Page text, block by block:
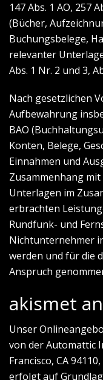
147 Abs. 1 AO, 257
(Bücher,
Buchungsbelege,
relevanter
Abs. 1 Nr. 2 und 3,
Nach gesetzlichen
Aufbewahrung
BAO
Konten, Belege,
Einnahmen und
Zusammenhang
Unterlagen im
erbrachten
Rundfunk- und
Nichtunternehmer
werden und für die
Anspruch
akismet
Unser
von der Automattic
Francisco, CA
erfolgt auf